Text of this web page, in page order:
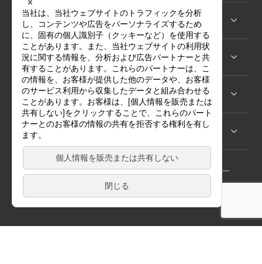
事業紹介
サステナビリティ
ニュース
採用情報
サイトマップ お問い合わせ プライバシーポリシー
Copyright © TOYOSHIMA & Co.,Ltd. All rights reserved.